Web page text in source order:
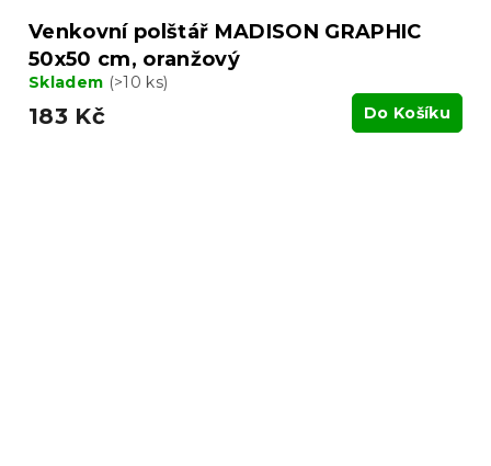
Venkovní polštář MADISON GRAPHIC
50x50 cm, oranžový
Skladem (>10 ks)
183 Kč Do Košíku